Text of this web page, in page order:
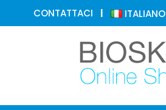
CONTATTACI ITALIANO
MEDICINA
ESTETICA
DERMATOLOGIA
FOTOTERAPIA
ELETTROMEDICALI